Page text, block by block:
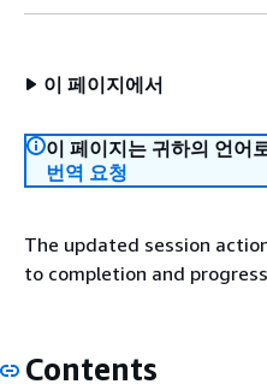
이 페이지에서
이 페이지는 귀하의 언어
번역 요청
The updated session
to completion and
Contents